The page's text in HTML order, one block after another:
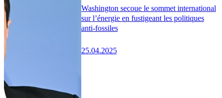
Washington secoue le sommet international
sur l’énergie en fustigeant les politiques
anti-fossiles
25.04.2025